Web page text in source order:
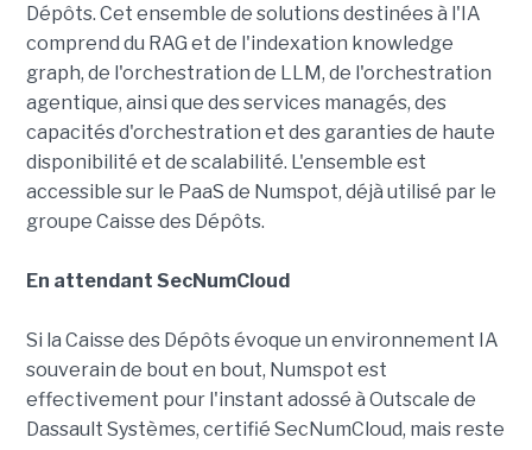
Dépôts. Cet ensemble de solutions destinées à l'IA
comprend du RAG et de l'indexation knowledge
graph, de l'orchestration de LLM, de l'orchestration
agentique, ainsi que des services managés, des
capacités d'orchestration et des garanties de haute
disponibilité et de scalabilité. L'ensemble est
accessible sur le PaaS de Numspot, déjà utilisé par le
groupe Caisse des Dépôts.
En attendant SecNumCloud
Si la Caisse des Dépôts évoque un environnement IA
souverain de bout en bout, Numspot est
effectivement pour l'instant adossé à Outscale de
Dassault Systèmes, certifié SecNumCloud, mais reste